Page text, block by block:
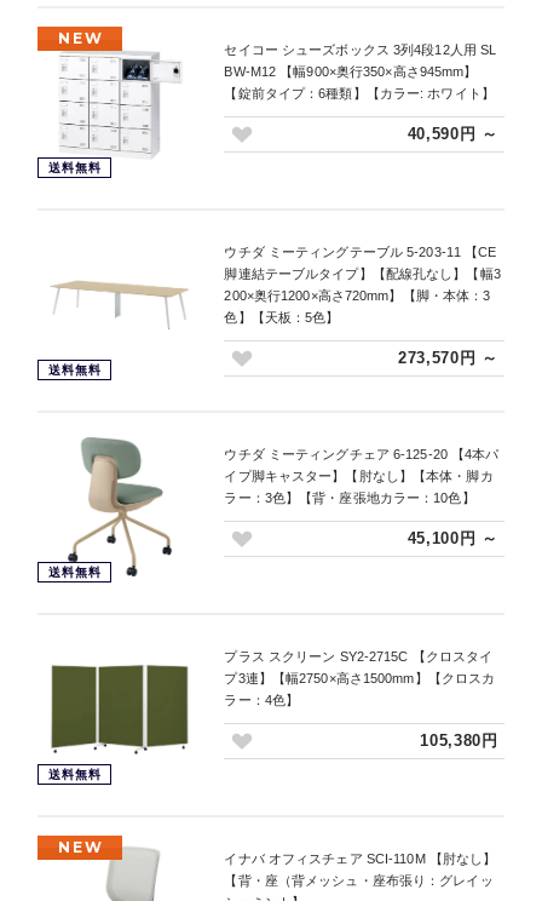
NEW
送料無料
セイコー シューズボックス 3列4段12人用 SL
BW-M12 【幅900×奥行350×高さ945mm】
【錠前タイプ：6種類】【カラー: ホワイト】
40,590円 ～
送料無料
ウチダ ミーティングテーブル 5-203-11 【CE
脚連結テーブルタイプ】【配線孔なし】【幅3
200×奥行1200×高さ720mm】【脚・本体：3
色】【天板：5色】
273,570円 ～
送料無料
ウチダ ミーティングチェア 6-125-20 【4本パ
イプ脚キャスター】【肘なし】【本体・脚カ
ラー：3色】【背・座張地カラー：10色】
45,100円 ～
送料無料
プラス スクリーン SY2-2715C 【クロスタイ
プ3連】【幅2750×高さ1500mm】【クロスカ
ラー：4色】
105,380円
NEW
イナバ オフィスチェア SCI-110M 【肘なし】
【背・座（背メッシュ・座布張り：グレイッ